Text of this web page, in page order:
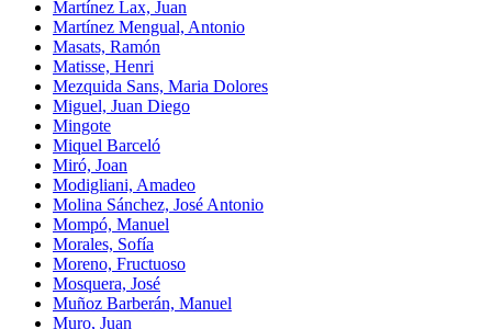
Martínez Lax, Juan
Martínez Mengual, Antonio
Masats, Ramón
Matisse, Henri
Mezquida Sans, Maria Dolores
Miguel, Juan Diego
Mingote
Miquel Barceló
Miró, Joan
Modigliani, Amadeo
Molina Sánchez, José Antonio
Mompó, Manuel
Morales, Sofía
Moreno, Fructuoso
Mosquera, José
Muñoz Barberán, Manuel
Muro, Juan